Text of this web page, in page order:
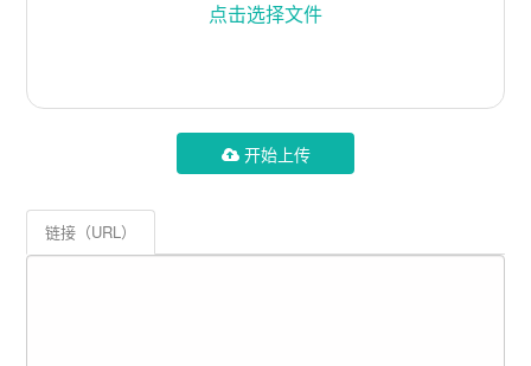
开始上传
链接（URL）